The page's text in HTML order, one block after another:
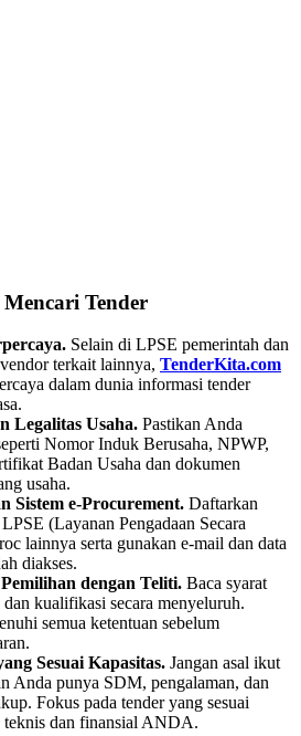
Tender
Selain di LPSE pemerintah dan
terkait lainnya, TenderKita.com
dalam dunia informasi tender
Legalitas Usaha. Pastikan Anda
Nomor Induk Berusaha, NPWP,
Badan Usaha dan dokumen
usaha.
Sistem e-Procurement. Daftarkan
(Layanan Pengadaan Secara
lainnya serta gunakan e-mail dan data
diakses.
dengan Teliti. Baca syarat
kualifikasi secara menyeluruh.
semua ketentuan sebelum
Sesuai Kapasitas. Jangan asal ikut
Anda punya SDM, pengalaman, dan
Fokus pada tender yang sesuai
teknis dan finansial ANDA.